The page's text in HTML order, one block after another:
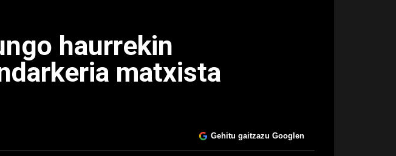
haurrekin
matxista
Gehitu gaitzazu Googlen